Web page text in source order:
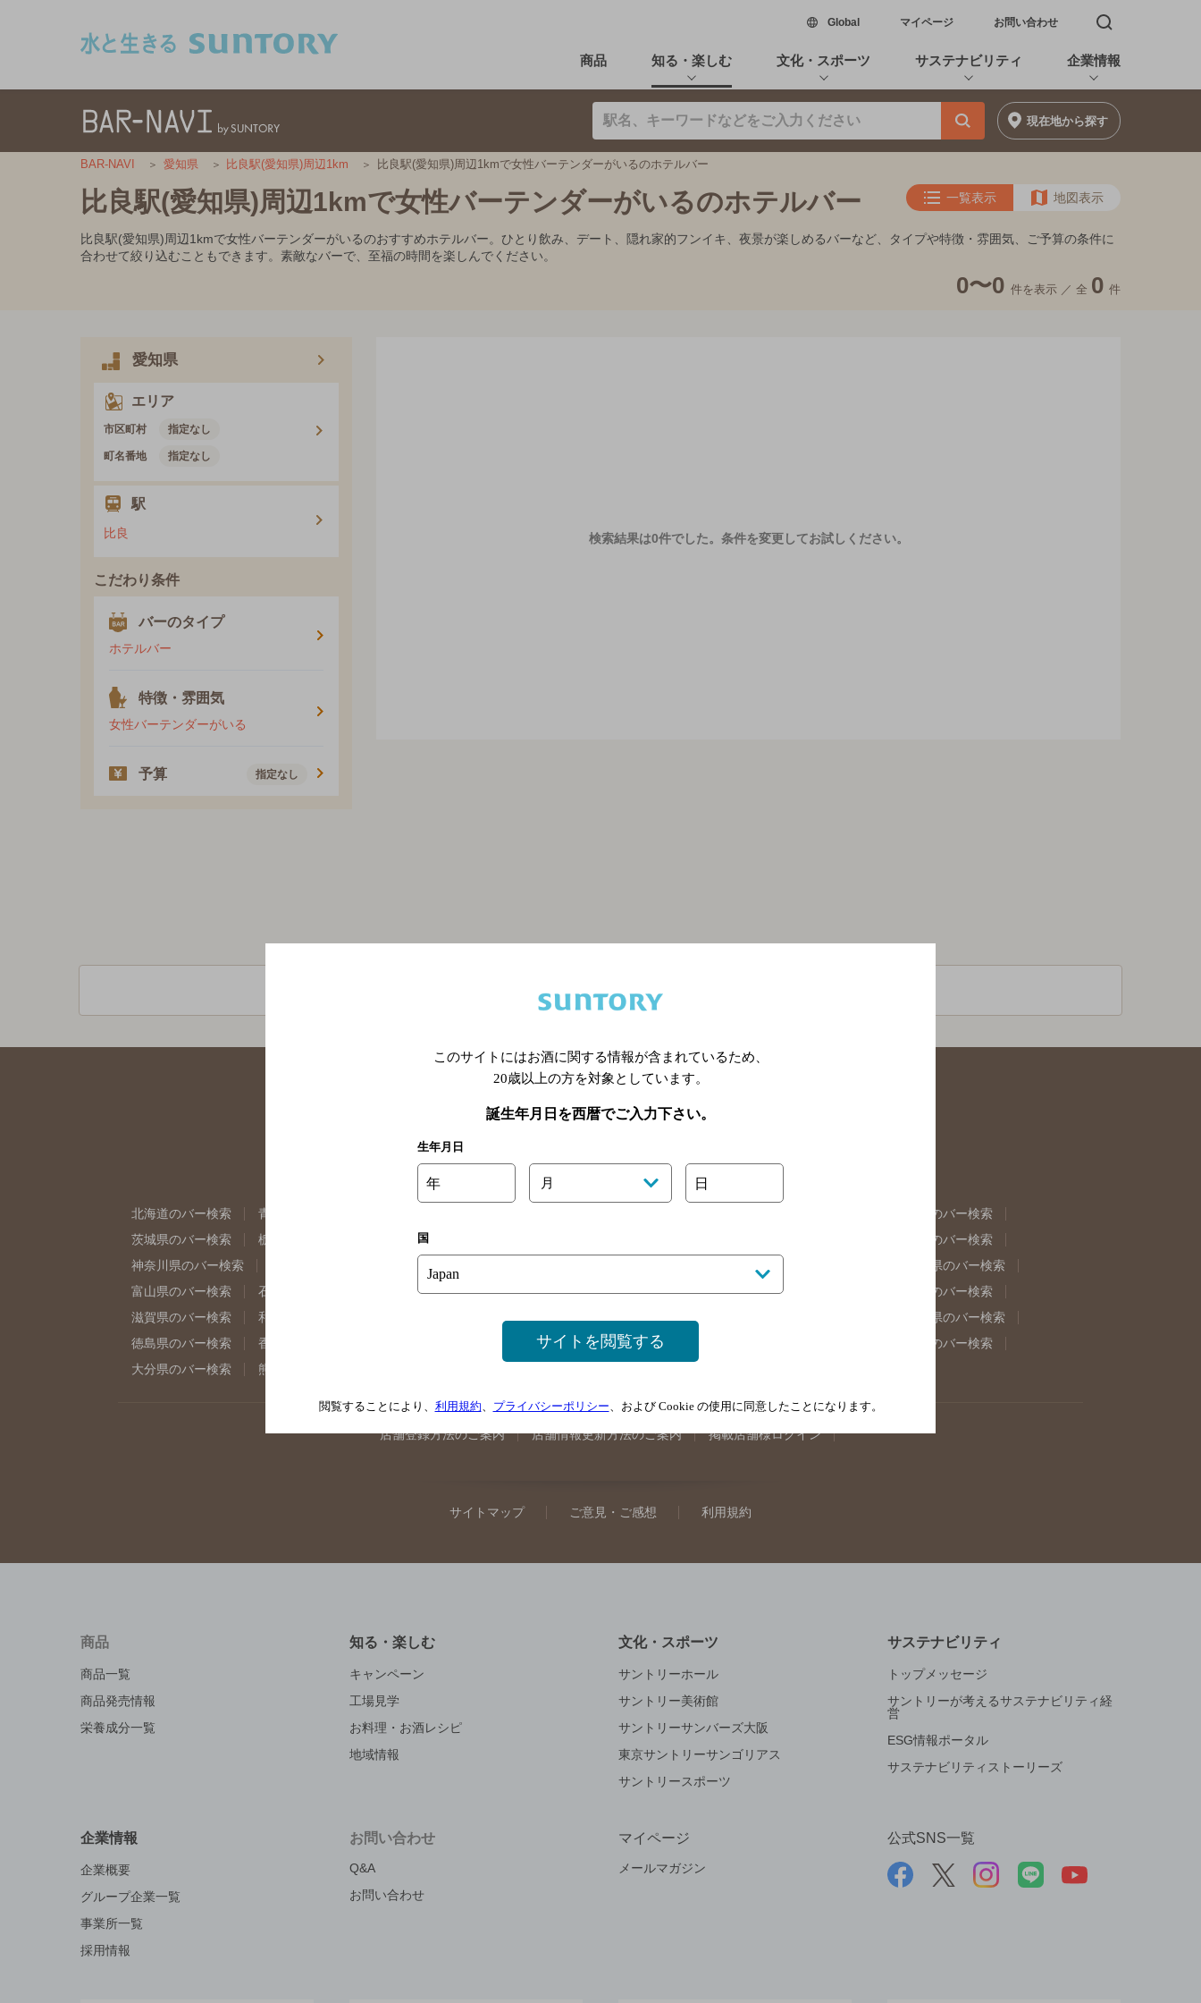
Global新しいウィンドウで開く
マイページ お問い合わせ 検索窓を開く
商品 知る・楽しむ 文化・スポーツ サステナビリティ 企業情報
現在地から探す
BAR-NAVI 愛知県 比良駅(愛知県)周辺1km 比良駅(愛知県)周辺1kmで女性バーテンダーがいるのホテルバー
比良駅(愛知県)周辺1kmで女性バーテンダーがいるのホテルバー 一覧表示 地図表示
比良駅(愛知県)周辺1kmで女性バーテンダーがいるのおすすめホテルバー。ひとり飲み、デート、隠れ家的フンイキ、夜景が楽しめるバーなど、タイプや特徴・雰囲気、ご予算の条件に
合わせて絞り込むこともできます。素敵なバーで、至福の時間を楽しんでください。
0〜0 件を表示 ／ 全 0 件
愛知県
エリア
市区町村 指定なし
町名番地 指定なし
駅
比良
こだわり条件
バーのタイプ
ホテルバー
特徴・雰囲気
女性バーテンダーがいる
予算 指定なし
検索結果は0件でした。 条件を変更してお試しください。
関連ページ
北海道のバー検索 青森県のバー検索
福島県のバー検索
茨城県のバー検索
栃木県のバー検索 群馬県のバー検索
東京都のバー検索
神奈川県のバー検索
埼玉県のバー検索
岐阜県のバー検索
富山県のバー検索
石川県のバー検索 福井県のバー検索 大阪府のバー検索 京都府のバー検索 兵庫県のバー検索
奈良県のバー検索
滋賀県のバー検索
和歌山県のバー検索 岡山県のバー検索 山口県のバー検索
島根県のバー検索
徳島県のバー検索
香川県のバー検索 高知県のバー検索 福岡県のバー検索
佐賀県のバー検索
大分県のバー検索
熊本県のバー検索
店舗登録方法のご案内 店舗情報更新方法のご案内 掲載店舗様ログイン
サイトマップ ご意見・ご感想 利用規約
商品
商品一覧
商品発売情報
栄養成分一覧
知る・楽しむ
キャンペーン
工場見学
お料理・お酒レシピ
地域情報
文化・スポーツ
サントリーホール
サントリー美術館
サントリーサンバーズ大阪
東京サントリーサンゴリアス
サントリースポーツ
サステナビリティ
トップメッセージ
サントリーが考えるサステナビリティ経
営
ESG情報ポータル
サステナビリティストーリーズ
企業情報
企業概要
グループ企業一覧
事業所一覧
採用情報
お問い合わせ
Q&A
お問い合わせ
マイページ
メールマガジン
公式SNS一覧
このサイトにはお酒に関する情報が含まれているため、
20歳以上の方を対象としています。
誕生年月日を西暦でご入力下さい。
生年月日
年 月 日
国
サイトを閲覧する
閲覧することにより、 利用規約、 プライバシーポリシー、および Cookie の使用に同意したことになります。